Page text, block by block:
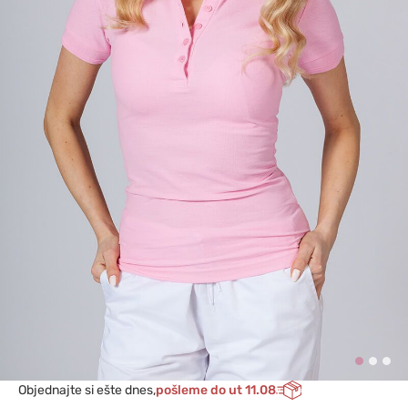
Objednajte si ešte dnes,pošleme do ut 11.08